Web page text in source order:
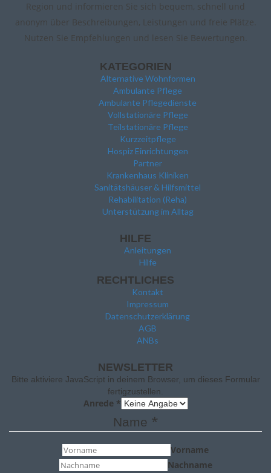
Region und informieren Sie sich bequem, schnell und
anonym über Beschreibungen, Leistungen und freie Plätze.
Nutzen Sie Empfehlungen und lesen Sie Bewertungen.
KATEGORIEN
Alternative Wohnformen
Ambulante Pflege
Ambulante Pflegedienste
Vollstationäre Pflege
Teilstationäre Pflege
Kurzzeitpflege
Hospiz Einrichtungen
Partner
Krankenhaus Kliniken
Sanitätshäuser & Hilfsmittel
Rehabilitation (Reha)
Unterstützung im Alltag
HILFE
Anleitungen
Hilfe
RECHTLICHES
Kontakt
Impressum
Datenschutzerklärung
AGB
ANBs
NEWSLETTER
Bitte aktiviere JavaScript in deinem Browser, um dieses Formular
fertigzustellen.
Anrede *
Name *
Vorname
Nachname